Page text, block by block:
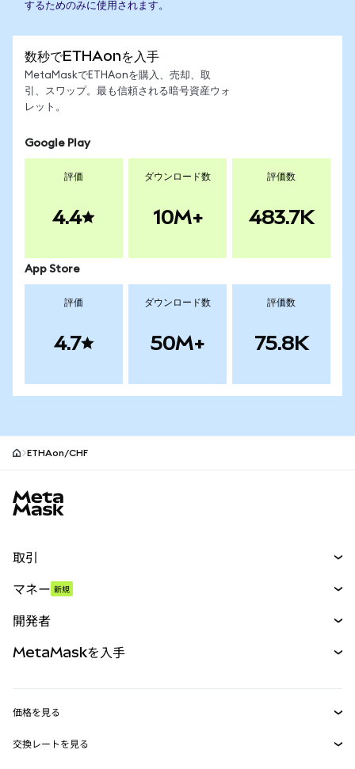
するためのみに使用されます。
数秒でETHAonを入手
MetaMaskでETHAonを購入、売却、取
引、スワップ。最も信頼される暗号資産ウォ
レット。
Google Play
評価
4.4
ダウンロード数
10M+
評価数
483.7K
App Store
評価
4.7
ダウンロード数
50M+
評価数
75.8K
ETHAon/CHF
取引
パーペチュアル
RWA
マネー 新規
開発者
MetaMask Connect
MetaMaskを入手
価格を見る
イーサリアムの価格
交換レートを見る